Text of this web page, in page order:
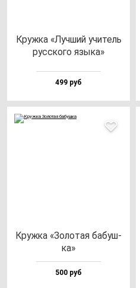
Круж­ка «Луч­ший учи­тель
рус­ско­го язы­ка»
499 руб
Круж­ка «Золо­тая ба­буш­
ка»
500 руб